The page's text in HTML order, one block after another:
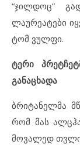
“ჯილდოც”
ლაურეატები
ტომ ვულფი.
ტერი
განაცხადა
ბრიტანელმა
რომ მას
მოვალედ